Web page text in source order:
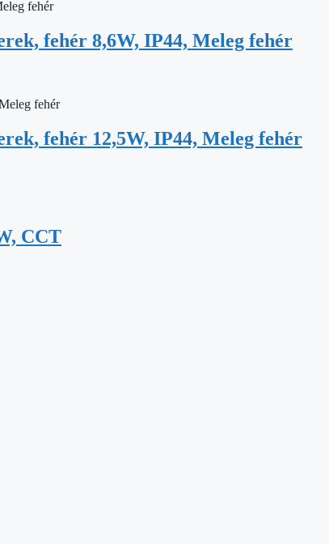
fehér 8,6W, IP44, Meleg fehér
fehér 12,5W, IP44, Meleg fehér
CCT